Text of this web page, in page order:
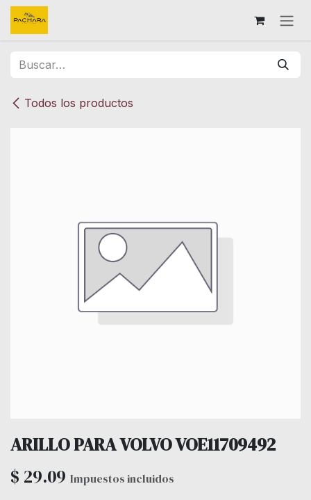
Ir al contenido
Todos los productos
ARILLO PARA VOLVO VOE11709492
$ 29.09 Impuestos incluidos